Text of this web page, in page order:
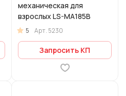
механическая для
взрослых LS-MA185B
5 Арт. 5230
Запросить КП